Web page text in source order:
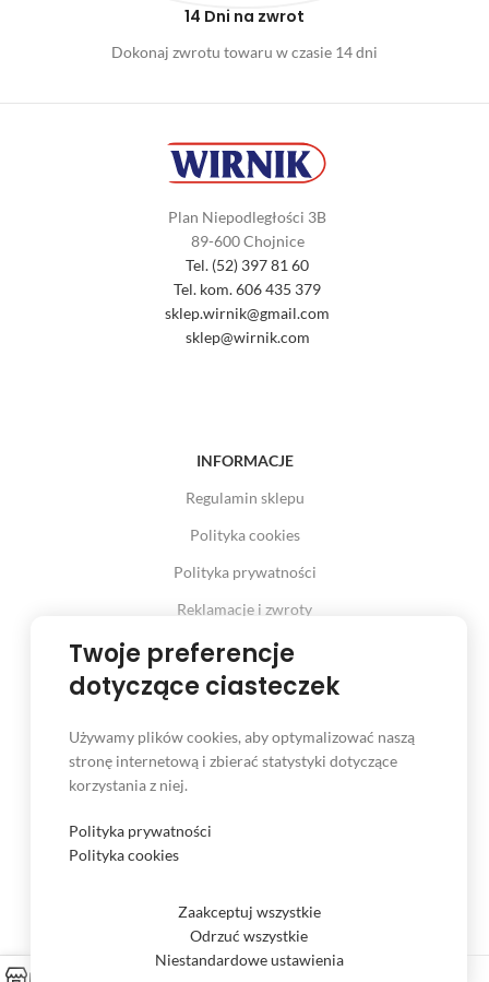
14 Dni na zwrot
Dokonaj zwrotu towaru w czasie 14 dni
Plan Niepodległości 3B
89-600 Chojnice
Tel. (52) 397 81 60
Tel. kom. 606 435 379
sklep.wirnik@gmail.com
sklep@wirnik.com
INFORMACJE
Regulamin sklepu
Polityka cookies
Polityka prywatności
Reklamacje i zwroty
Prawo odstąpienia od umowy
INFORMACJE
Czas i koszt dostawy
Formy płatności
Twoje preferencje
dotyczące ciasteczek
Używamy plików cookies, aby optymalizować naszą
stronę internetową i zbierać statystyki dotyczące
korzystania z niej.
Polityka prywatności
Polityka cookies
Zaakceptuj wszystkie
Odrzuć wszystkie
Niestandardowe ustawienia